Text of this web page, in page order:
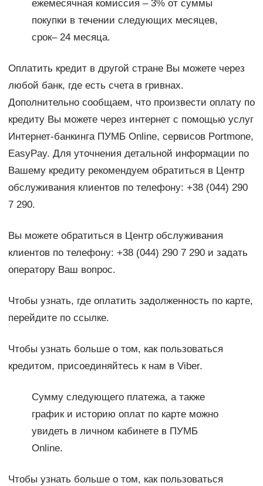
ежемесячная комиссия – 3% от суммы
покупки в течении следующих месяцев,
срок– 24 месяца.
Оплатить кредит в другой стране Вы можете через
любой банк, где есть счета в гривнах.
Дополнительно сообщаем, что произвести оплату по
кредиту Вы можете через интернет с помощью услуг
Интернет-банкинга ПУМБ Оnline, сервисов Portmone,
EasyPay. Для уточнения детальной информации по
Вашему кредиту рекомендуем обратиться в Центр
обслуживания клиентов по телефону: +38 (044) 290
7 290.
Вы можете обратиться в Центр обслуживания
клиентов по телефону: +38 (044) 290 7 290 и задать
оператору Ваш вопрос.
Чтобы узнать, где оплатить задолженность по карте,
перейдите по ссылке.
Чтобы узнать больше о том, как пользоваться
кредитом, присоединяйтесь к нам в Viber.
Сумму следующего платежа, а также
график и историю оплат по карте можно
увидеть в личном кабинете в ПУМБ
Online.
Чтобы узнать больше о том, как пользоваться